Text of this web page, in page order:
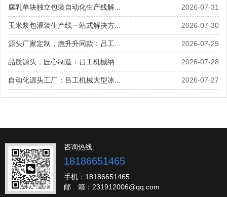
2026-07-31
腐乳单块独立包装自动化生产线解...
2026-07-30
玉米浆包灌装生产线一站式解决方...
2026-07-29
源头厂家定制，脆升升同款：吕工...
2026-07-28
品质源头，匠心制造：吕工机械纳...
2026-07-27
自动化源头工厂：吕工机械大型冰...
咨询热线:
18186651465
手机：18186651465
邮 箱：231912006@qq.com